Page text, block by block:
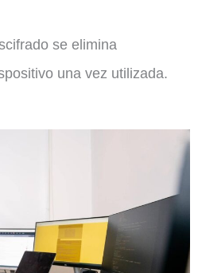
se elimina
una vez utilizada.